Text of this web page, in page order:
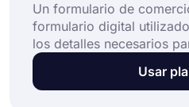
Un formulario de
formulario digital
los detalles necesarios
compra de un cliente,
productos, cantidades,
Usar